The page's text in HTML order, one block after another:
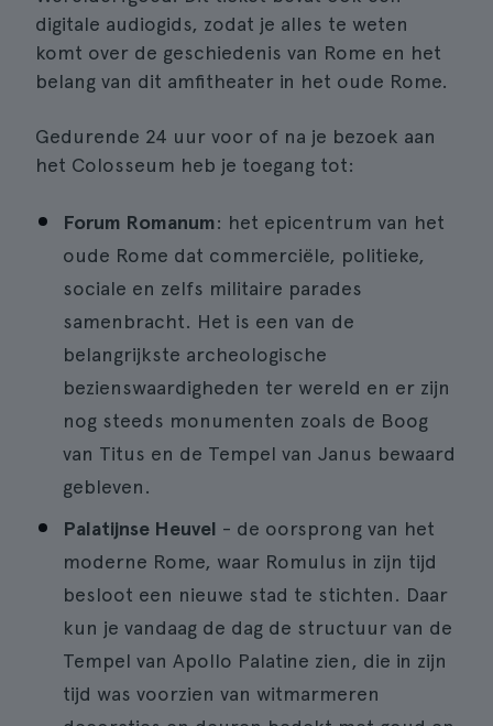
digitale audiogids, zodat je alles te weten
komt over de geschiedenis van Rome en het
belang van dit amfitheater in het oude Rome.
Gedurende 24 uur voor of na je bezoek aan
het Colosseum heb je toegang tot:
Forum Romanum: het epicentrum van het
oude Rome dat commerciële, politieke,
sociale en zelfs militaire parades
samenbracht. Het is een van de
belangrijkste archeologische
bezienswaardigheden ter wereld en er zijn
nog steeds monumenten zoals de Boog
van Titus en de Tempel van Janus bewaard
gebleven.
Palatijnse Heuvel - de oorsprong van het
moderne Rome, waar Romulus in zijn tijd
besloot een nieuwe stad te stichten. Daar
kun je vandaag de dag de structuur van de
Tempel van Apollo Palatine zien, die in zijn
tijd was voorzien van witmarmeren